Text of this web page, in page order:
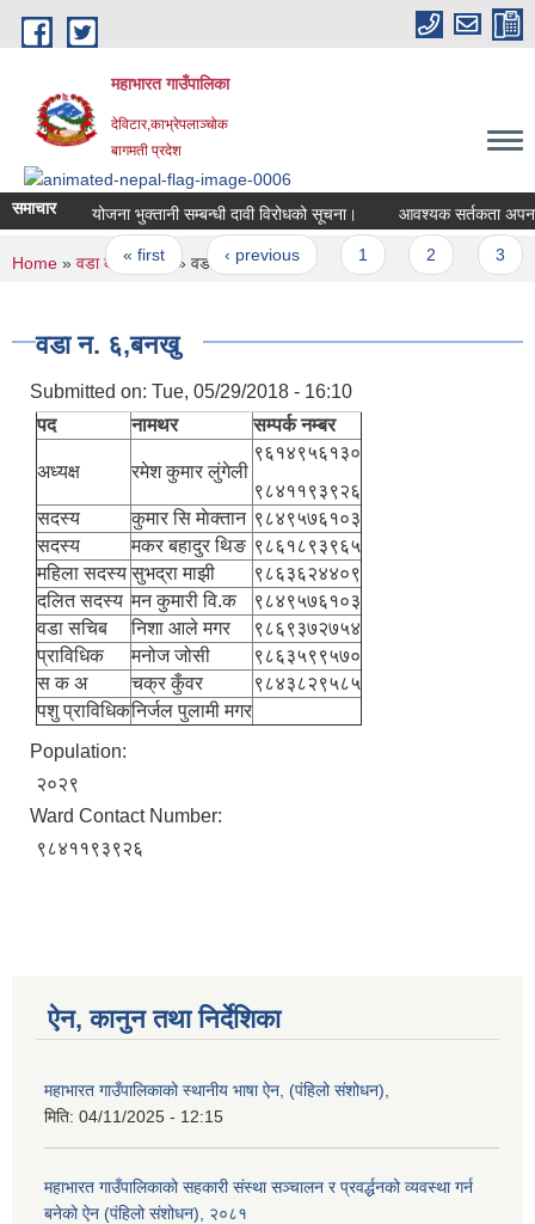
Skip to main content
महाभारत गाउँपालिका
देविटार,काभ्रेपलाञ्चोक
बागमती प्रदेश
समाचार योजना भुक्तानी सम्बन्धी दावी विरोधको सूचना। आवश्यक
Pages
« first ‹ previous
You are here
Home » वडा कार्यालयहरु » वडा न. ६,बनखु
वडा न. ६,बनखु
Submitted on: Tue, 05/29/2018 - 16:10
पद
नामथर सम्पर्क नम्बर
अध्यक्ष रमेश कुमार लुंगेली
९६१४९५६१३०
९८४११९३९२६
सदस्य
कुमार सि‌ माेक्तान ९८४९५७६१०३
सदस्य
मकर बहादुर थिङ ९८६१८९३९६५
महिला सदस्य सुभद्रा माझी
९८६३६२४४०९
दलित सदस्य मन कुमारी वि.क
९८४९५७६१०३
वडा सचिब
निशा आले मगर
९८६९३७२७५४
प्राविधिक
मनोज जोसी
९८६३५९९५७०
स क अ
चक्र कुँवर
९८४३८२९५८५
पशु प्राविधिकनिर्जल पुलामी मगर
Population:
२०२९
Ward Contact Number:
९८४११९३९२६
ऐन, कानुन तथा निर्देशिका
महाभारत गाउँपालिकाको स्थानीय भाषा ऐन, (पंहिलो संशोधन),
मिति: 04/11/2025 - 12:15
महाभारत गाउँपालिकाको सहकारी संस्था सञ्चालन र प्रवर्द्धनको व्यवस्था गर्न
बनेको ऐन (पंहिलो संशोधन), २०८१